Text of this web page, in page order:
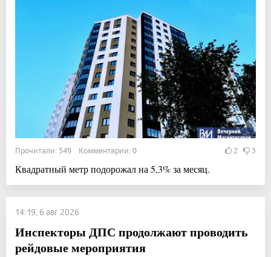
Прочитали: 549 Комментарии: 0 2 3
Квадратный метр подорожал на 5,3% за месяц.
14:19, 6 авг 2026
Инспекторы ДПС продолжают проводить
рейдовые мероприятия